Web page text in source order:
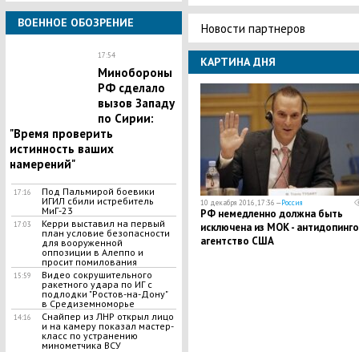
ВОЕННОЕ ОБОЗРЕНИЕ
17:54
Минобороны
РФ сделало
вызов Западу
по Сирии:
"Время проверить
истинность ваших
намерений"
17:16
Под Пальмирой боевики
ИГИЛ сбили истребитель
МиГ-23
17:03
Керри выставил на первый
план условие безопасности
для вооруженной
оппозиции в Алеппо и
просит помилования
15:59
Видео сокрушительного
ракетного удара по ИГ с
подлодки "Ростов-на-Дону"
в Средиземноморье
14:16
Снайпер из ЛНР открыл лицо
и на камеру показал мастер-
класс по устранению
минометчика ВСУ
Новости партнеров
КАРТИНА ДНЯ
10 декабря 2016, 17:36 —Россия
РФ немедленно должна быть
исключена из МОК -
агентство США